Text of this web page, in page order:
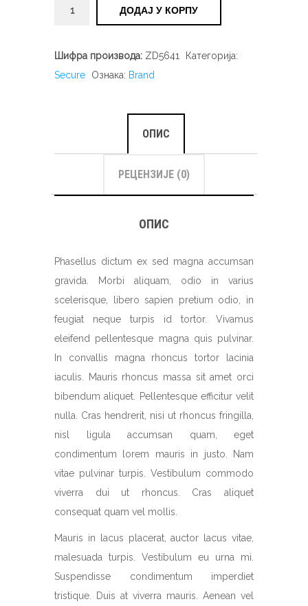
ДОДАЈ У КОРПУ
Шифра производа: ZD5641
Категорија:
Secure
Ознака: Brand
ОПИС
РЕЦЕНЗИЈЕ (0)
ОПИС
Phasellus dictum ex sed magna accumsan
gravida. Morbi aliquam, odio in varius
scelerisque, libero sapien pretium odio, in
feugiat neque turpis id tortor. Vivamus
eleifend pellentesque magna quis pulvinar.
In convallis magna rhoncus tortor lacinia
iaculis. Mauris rhoncus massa sit amet orci
bibendum aliquet. Pellentesque efficitur velit
nulla. Cras hendrerit, nisi ut rhoncus fringilla,
nisl ligula accumsan quam, eget
condimentum lorem mauris in justo. Nam
vitae pulvinar turpis. Vestibulum commodo
viverra dui ut rhoncus. Cras aliquet
consequat quam vel mollis.
Mauris in lacus placerat, auctor lacus vitae,
malesuada turpis. Vestibulum eu urna mi.
Suspendisse condimentum imperdiet
tristique. Duis at viverra mauris. Aenean vel